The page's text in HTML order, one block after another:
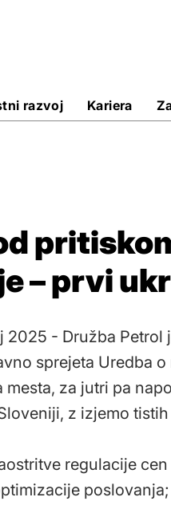
razvoj Kariera
– prvi
2025 - Družba
sprejeta Uredba
mesta, za jutri pa
z izjemo
regulacije